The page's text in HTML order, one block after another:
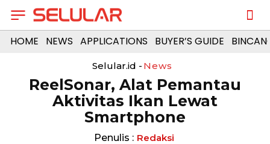
HOME NEWS APPLICATIONS BUYER’S GUIDE
Selular.id - News
ReelSonar, Alat Pemantau
Aktivitas Ikan Lewat
Smartphone
Penulis : Redaksi